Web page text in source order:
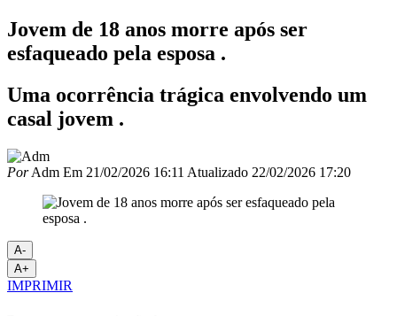
Jovem de 18 anos morre após ser
esfaqueado pela esposa .
Uma ocorrência trágica envolvendo um
casal jovem .
PorAdm Em 21/02/2026 16:11 Atualizado 22/02/2026 17:20
A-
A+
IMPRIMIR